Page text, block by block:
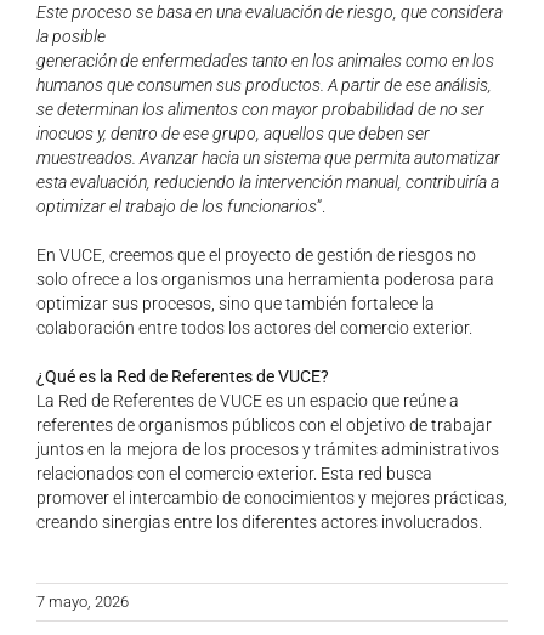
Este proceso se basa en una evaluación de riesgo, que considera
la posible
generación de enfermedades tanto en los animales como en los
humanos queconsumen sus productos. A partir de ese análisis,
se determinan los alimentos conmayor probabilidad de no ser
inocuos y, dentro de ese grupo, aquellos que deben ser
muestreados. Avanzar hacia un sistema que permita automatizar
esta evaluación, reduciendo la intervención manual, contribuiría a
optimizar el trabajo de los funcionarios”.
En VUCE, creemos que el proyecto de gestión de riesgos no
solo ofrece a los organismos una herramienta poderosa para
optimizar sus procesos, sino que también fortalece la
colaboración entre todos los actores del comercio exterior.
¿Qué es la Red de Referentes de VUCE?
La Red de Referentes de VUCE es un espacio que reúne a
referentes de organismos públicos con el objetivo de trabajar
juntos en la mejora de los procesos y trámites administrativos
relacionados con el comercio exterior. Esta red busca
promover el intercambio de conocimientos y mejores prácticas,
creando sinergias entre los diferentes actores involucrados.
7 mayo, 2026